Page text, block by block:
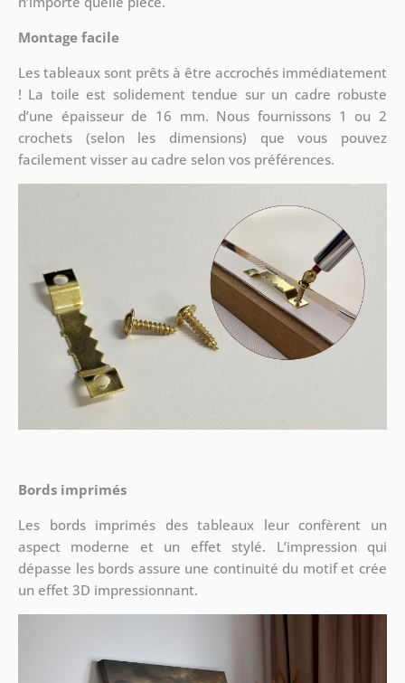
Montage facile
Les tableaux sont prêts à être accrochés immédiatement
! La toile est solidement tendue sur un cadre robuste
d’une épaisseur de 16 mm. Nous fournissons 1 ou 2
crochets (selon les dimensions) que vous pouvez
facilement visser au cadre selon vos préférences.
Bords imprimés
Les bords imprimés des tableaux leur confèrent un
aspect moderne et un effet stylé. L’impression qui
dépasse les bords assure une continuité du motif et crée
un effet 3D impressionnant.